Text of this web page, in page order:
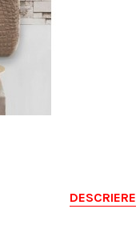
DESCRIERE